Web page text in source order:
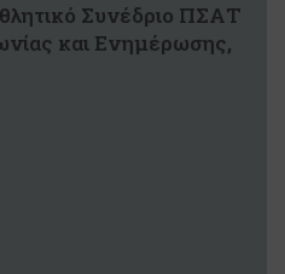
Συνέδριο ΠΣΑΤ
και Ενημέρωσης,